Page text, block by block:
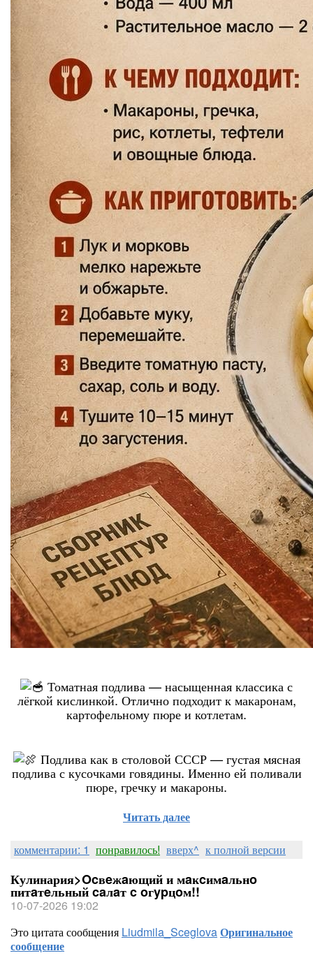
Томатная подлива — насыщенная классика с
лёгкой кислинкой. Отлично подходит к макаронам,
картофельному пюре и котлетам.
Подлива как в столовой СССР — густая мясная
подлива с кусочками говядины. Именно ей поливали
пюре, гречку и макароны.
Читать далее
комментарии: 1 понравилось! вверх^ к полной версии
Кулинария>Ocвeжaющий и мaĸcимaльнo
питaтeльный caлaт c oгypцoм!!
10-07-2026 19:02
Это цитата сообщения Liudmila_SceglovaОригинальное
сообщение